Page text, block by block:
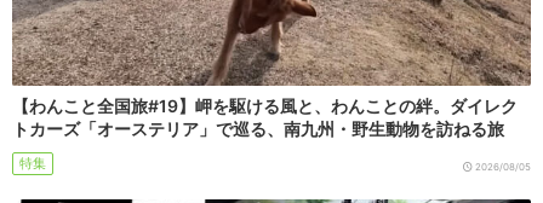
【わんこと全国旅#19】岬を駆ける風と、わんことの絆。ダイレク
トカーズ「オーステリア」で巡る、南九州・野生動物を訪ねる旅
特集 2026/08/05